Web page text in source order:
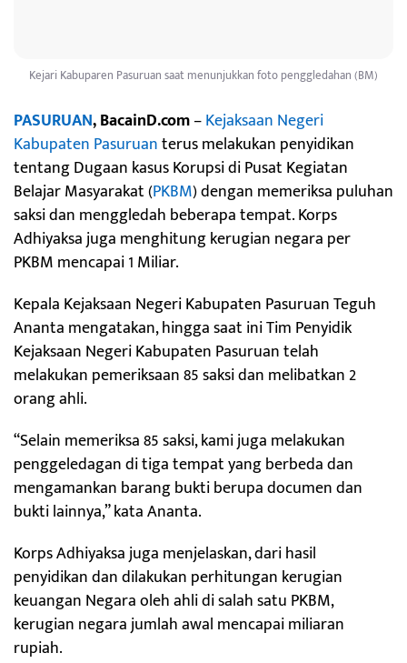
Kejari Kabuparen Pasuruan saat menunjukkan foto penggledahan (BM)
PASURUAN, BacainD.com–Kejaksaan Negeri
Kabupaten Pasuruanterus melakukan penyidikan
tentang Dugaan kasus Korupsi di Pusat Kegiatan
Belajar Masyarakat (PKBM) dengan memeriksa puluhan
saksi dan menggledah beberapa tempat. Korps
Adhiyaksa juga menghitung kerugian negara per
PKBM mencapai 1 Miliar.
Kepala Kejaksaan Negeri Kabupaten Pasuruan Teguh
Ananta mengatakan, hingga saat ini Tim Penyidik
Kejaksaan Negeri Kabupaten Pasuruan telah
melakukan pemeriksaan 85 saksi dan melibatkan 2
orang ahli.
“Selain memeriksa 85 saksi, kami juga melakukan
penggeledagan di tiga tempat yang berbeda dan
mengamankan barang bukti berupa documen dan
bukti lainnya,” kata Ananta.
Korps Adhiyaksa juga menjelaskan, dari hasil
penyidikan dan dilakukan perhitungan kerugian
keuangan Negara oleh ahli di salah satu PKBM,
kerugian negara jumlah awal mencapai miliaran
rupiah.